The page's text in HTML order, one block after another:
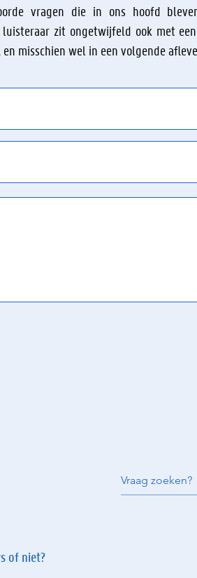
vragen die in ons hoofd
zit ongetwijfeld ook met
misschien wel in een volgende
of niet?